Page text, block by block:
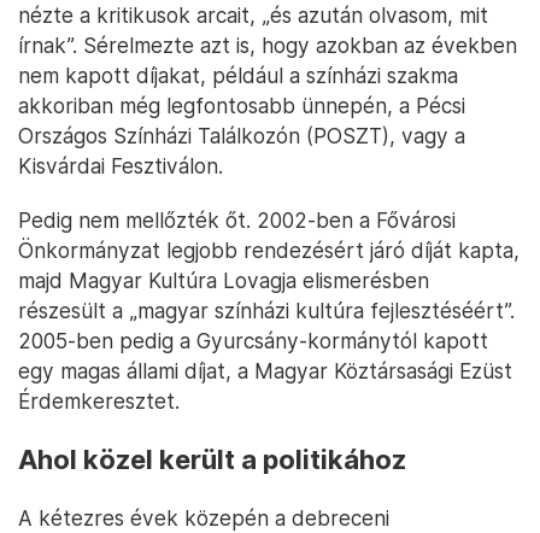
nézte a kritikusok arcait, „és azután olvasom, mit
írnak”. Sérelmezte azt is, hogy azokban az években
nem kapott díjakat, például a színházi szakma
akkoriban még legfontosabb ünnepén, a Pécsi
Országos Színházi Találkozón (POSZT), vagy a
Kisvárdai Fesztiválon.
Pedig nem mellőzték őt. 2002-ben a Fővárosi
Önkormányzat legjobb rendezésért járó díját kapta,
majd Magyar Kultúra Lovagja elismerésben
részesült a „magyar színházi kultúra fejlesztéséért”.
2005-ben pedig a Gyurcsány-kormánytól kapott
egy magas állami díjat, a Magyar Köztársasági Ezüst
Érdemkeresztet.
Ahol közel került a politikához
A kétezres évek közepén a debreceni